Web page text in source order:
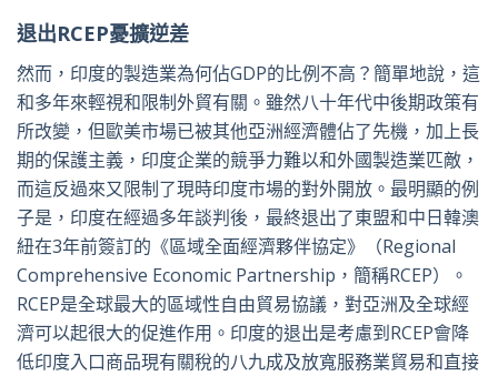
退出RCEP憂擴逆差
然而，印度的製造業為何佔GDP的比例不高？簡單地說，這
和多年來輕視和限制外貿有關。雖然八十年代中後期政策有
所改變，但歐美市場已被其他亞洲經濟體佔了先機，加上長
期的保護主義，印度企業的競爭力難以和外國製造業匹敵，
而這反過來又限制了現時印度市場的對外開放。最明顯的例
子是，印度在經過多年談判後，最終退出了東盟和中日韓澳
紐在3年前簽訂的《區域全面經濟夥伴協定》（Regional
Comprehensive Economic Partnership，簡稱RCEP）。
RCEP是全球最大的區域性自由貿易協議，對亞洲及全球經
濟可以起很大的促進作用。印度的退出是考慮到RCEP會降
低印度入口商品現有關稅的八九成及放寬服務業貿易和直接